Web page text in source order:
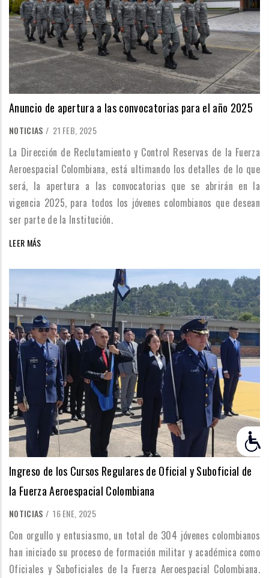
Anuncio de apertura a las convocatorias para el año 2025
NOTICIAS / 21 FEB, 2025
La Dirección de Reclutamiento y Control Reservas de la Fuerza
Aeroespacial Colombiana, está ultimando los detalles de lo que
será, la apertura a las convocatorias que se abrirán en la
vigencia 2025, para todos los jóvenes colombianos que desean
ser parte de la Institución.
LEER MÁS
Ingreso de los Cursos Regulares de Oficial y Suboficial de
la Fuerza Aeroespacial Colombiana
NOTICIAS / 16 ENE, 2025
Con orgullo y entusiasmo, un total de 304 jóvenes colombianos
han iniciado su proceso de formación militar y académica como
Oficiales y Suboficiales de la Fuerza Aeroespacial Colombiana.